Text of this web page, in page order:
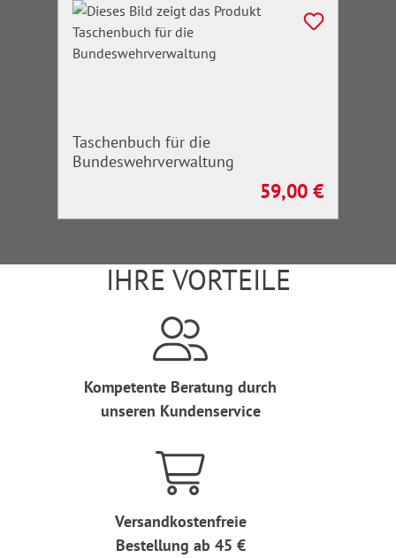
Taschenbuch für die
Bundeswehrverwaltung
Regulärer Preis:
59,00 €
IHRE VORTEILE
Kompetente Beratung durch
unseren Kundenservice
Versandkostenfreie
Bestellung ab 45 €